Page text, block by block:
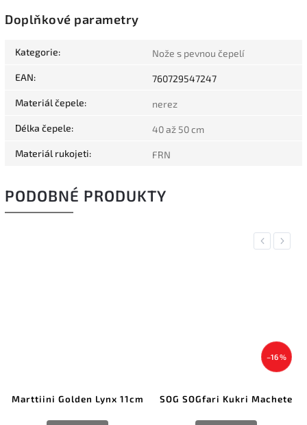
Doplňkové parametry
Kategorie: Nože s pevnou čepelí
EAN: 760729547247
Materiál čepele: nerez
Délka čepele: 40 až 50 cm
Materiál rukojeti: FRN
PODOBNÉ PRODUKTY
Previous
Marttiini Golden Lynx 11cm
–16 %
SOG SOGfari Kukri Machete
Next